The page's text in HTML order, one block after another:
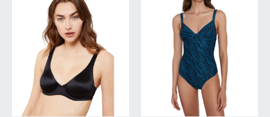
Sellel
tootel
on
mitu
varianti.
Valikuid
saab
Sellel
tootel
mitu
varianti.
Valikuid
saab
teha